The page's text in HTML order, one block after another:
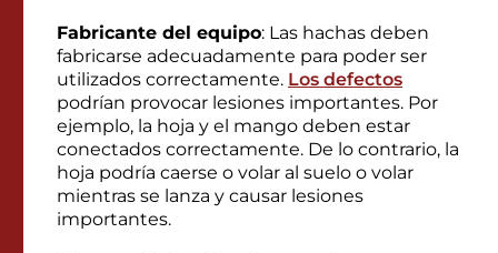
Fabricante del equipo: Las hachas deben
fabricarse adecuadamente para poder ser
utilizados correctamente. Los defectos
podrían provocar lesiones importantes. Por
ejemplo, la hoja y el mango deben estar
conectados correctamente. De lo contrario, la
hoja podría caerse o volar al suelo o volar
mientras se lanza y causar lesiones
importantes.